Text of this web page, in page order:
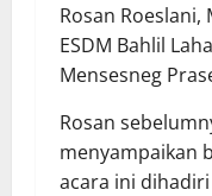
Rosan Roeslani,
ESDM Bahlil
Mensesneg
Rosan
menyampaikan
acara ini